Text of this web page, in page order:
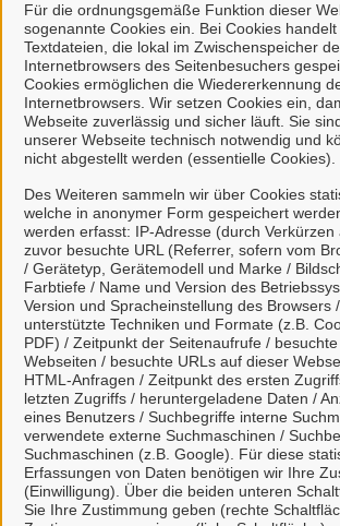
Für die ordnungsgemäße Funktion dieser
sogenannte Cookies ein. Bei Cookies
Textdateien, die lokal im Zwischenspeicher
Internetbrowsers des Seitenbesuchers
Cookies ermöglichen die Wiedererkennung
Internetbrowsers. Wir setzen Cookies ein,
Webseite zuverlässig und sicher läuft. Sie
unserer Webseite technisch notwendig und
nicht abgestellt werden (essentielle Cookies).
Des Weiteren sammeln wir über Cookies
welche in anonymer Form gespeichert
werden erfasst: IP-Adresse (durch
zuvor besuchte URL (Referrer, sofern vom
/ Gerätetyp, Gerätemodell und Marke /
Farbtiefe / Name und Version des
Version und Spracheinstellung des Browsers
unterstützte Techniken und Formate (z.B.
PDF) / Zeitpunkt der Seitenaufrufe /
Webseiten / besuchte URLs auf dieser
HTML-Anfragen / Zeitpunkt des ersten
letzten Zugriffs / heruntergeladene Daten /
eines Benutzers / Suchbegriffe interne
verwendete externe Suchmaschinen /
Suchmaschinen (z.B. Google). Für diese
Erfassungen von Daten benötigen wir Ihre
(Einwilligung). Über die beiden unteren
Sie Ihre Zustimmung geben (rechte
hier registrieren.
Kontakt
Ordnungsamt
Kontaktpersonen
Sachbearbeiter /-in
N.N.
Verwandte Dienstleistungen